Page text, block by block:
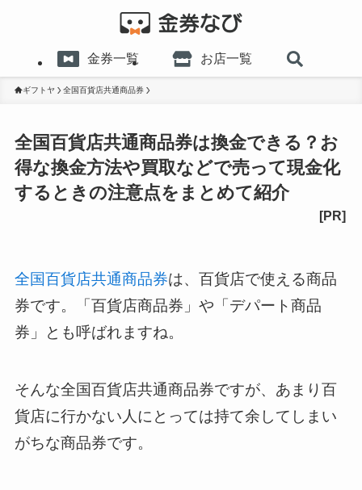
金券一覧 お店一覧
ギフトヤ 全国百貨店共通商品券
全国百貨店共通商品券は換金できる？お
得な換金方法や買取などで売って現金化
するときの注意点をまとめて紹介
全国百貨店共通商品券は、百貨店で使える商品
券です。「百貨店商品券」や「デパート商品
券」とも呼ばれますね。
そんな全国百貨店共通商品券ですが、あまり百
貨店に行かない人にとっては持て余してしまい
がちな商品券です。